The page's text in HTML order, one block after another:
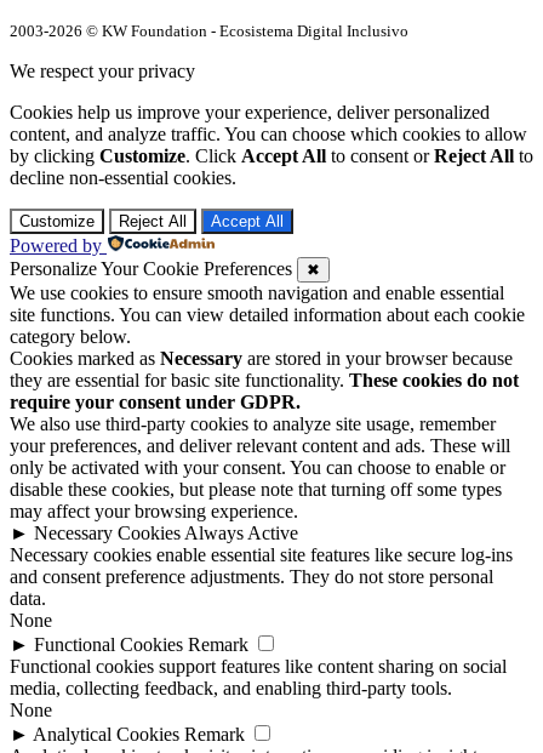
2003-2026 © KW Foundation - Ecosistema Digital Inclusivo
We respect your privacy
Cookies help us improve your experience, deliver personalized
content, and analyze traffic. You can choose which cookies to allow
by clicking Customize. Click Accept All to consent orReject All to
decline non-essential cookies.
Customize Reject All Accept All
Powered by
Personalize Your Cookie Preferences
✖
We use cookies to ensure smooth navigation and enable essential
site functions. You can view detailed information about each cookie
category below.
Cookies marked as Necessary are stored in your browser because
they are essential for basic site functionality. These cookies do not
require your consent under GDPR.
We also use third-party cookies to analyze site usage, remember
your preferences, and deliver relevant content and ads. These will
only be activated with your consent. You can choose to enable or
disable these cookies, but please note that turning off some types
may affect your browsing experience.
► Necessary Cookies Always Active
Necessary cookies enable essential site features like secure log-ins
and consent preference adjustments. They do not store personal
data.
None
► Functional Cookies Remark
Functional cookies support features like content sharing on social
media, collecting feedback, and enabling third-party tools.
None
► Analytical Cookies Remark